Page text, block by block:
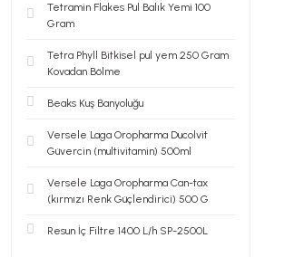
Tetramin Flakes Pul Balık Yemi 100
Gram
Tetra Phyll Bitkisel pul yem 250 Gram
Kovadan Bölme
Beaks Kuş Banyoluğu
Versele Laga Oropharma Ducolvit
Güvercin (multivitamin) 500ml
Versele Laga Oropharma Can-tax
(kırmızı Renk Güçlendirici) 500 G
Resun İç Filtre 1400 L/h SP-2500L